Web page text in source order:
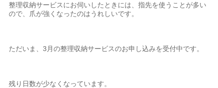
整理収納サービスにお伺いしたときには、指先を使うことが多い
ので、爪が強くなったのはうれしいです。
ただいま、3月の整理収納サービスのお申し込みを受付中です。
残り日数が少なくなっています。